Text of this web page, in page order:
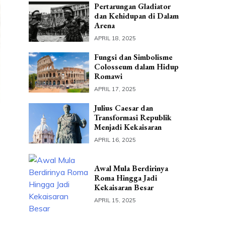
Pertarungan Gladiator
dan Kehidupan di Dalam
Arena
APRIL 18, 2025
Fungsi dan Simbolisme
Colosseum dalam Hidup
Romawi
APRIL 17, 2025
Julius Caesar dan
Transformasi Republik
Menjadi Kekaisaran
APRIL 16, 2025
Awal Mula Berdirinya
Roma Hingga Jadi
Kekaisaran Besar
APRIL 15, 2025